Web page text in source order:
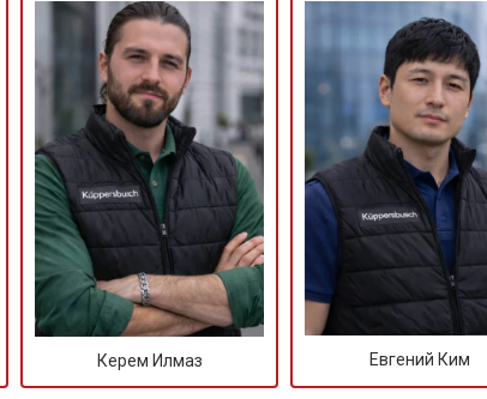
Керем Илмаз Евгений Ким